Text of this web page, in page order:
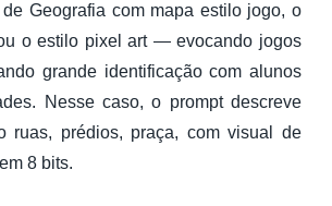
Geografia com mapa estilo jogo, o
o estilo pixel art — evocando jogos
grande identificação com alunos
Nesse caso, o prompt descreve
ruas, prédios, praça, com visual de
8 bits.